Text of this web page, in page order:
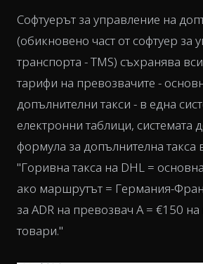
Софтуерът за управление на
(обикновено част от софтуер за
транспорта - TMS) съхранява
тарифи на превозвачите -
допълнителни такси - в една
електронни таблици, системата
формула за допълнителна такса
"Горивна такса на DHL =
ако маршрутът = Германия-
за ADR на превозвач А = €150 на
товари."